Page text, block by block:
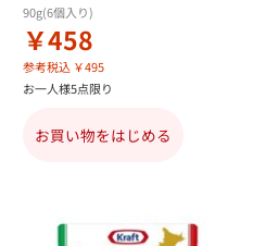
90g(6個入り)
￥458
参考税込 ￥495
お一人様5点限り
お買い物をはじめる